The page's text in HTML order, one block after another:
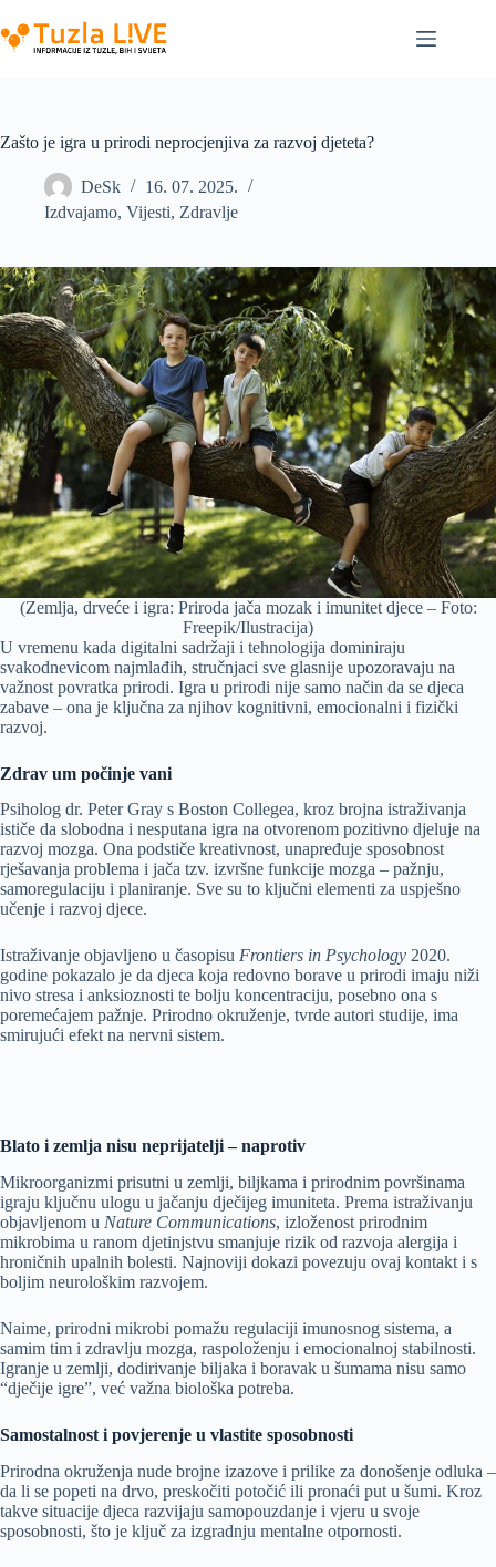
to
content
Zašto je igra u prirodi neprocjenjiva za razvoj djeteta?
DeSk
16. 07. 2025.
Izdvajamo, Vijesti, Zdravlje
(Zemlja, drveće i igra: Priroda jača mozak i imunitet djece – Foto:
Freepik/Ilustracija)
U vremenu kada digitalni sadržaji i tehnologija dominiraju
svakodnevicom najmlađih, stručnjaci sve glasnije upozoravaju na
važnost povratka prirodi. Igra u prirodi nije samo način da se djeca
zabave – ona je ključna za njihov kognitivni, emocionalni i fizički
razvoj.
Zdrav um počinje vani
Psiholog dr. Peter Gray s Boston Collegea, kroz brojna istraživanja
ističe da slobodna i nesputana igra na otvorenom pozitivno djeluje na
razvoj mozga. Ona podstiče kreativnost, unapređuje sposobnost
rješavanja problema i jača tzv. izvršne funkcije mozga – pažnju,
samoregulaciju i planiranje. Sve su to ključni elementi za uspješno
učenje i razvoj djece.
Istraživanje objavljeno u časopisu Frontiers in Psychology 2020.
godine pokazalo je da djeca koja redovno borave u prirodi imaju niži
nivo stresa i anksioznosti te bolju koncentraciju, posebno ona s
poremećajem pažnje. Prirodno okruženje, tvrde autori studije, ima
smirujući efekt na nervni sistem.
Blato i zemlja nisu neprijatelji – naprotiv
Mikroorganizmi prisutni u zemlji, biljkama i prirodnim površinama
igraju ključnu ulogu u jačanju dječijeg imuniteta. Prema istraživanju
objavljenom u Nature Communications, izloženost prirodnim
mikrobima u ranom djetinjstvu smanjuje rizik od razvoja alergija i
hroničnih upalnih bolesti. Najnoviji dokazi povezuju ovaj kontakt i s
boljim neurološkim razvojem.
Naime, prirodni mikrobi pomažu regulaciji imunosnog sistema, a
samim tim i zdravlju mozga, raspoloženju i emocionalnoj stabilnosti.
Igranje u zemlji, dodirivanje biljaka i boravak u šumama nisu samo
“dječije igre”, već važna biološka potreba.
Samostalnost i povjerenje u vlastite sposobnosti
Prirodna okruženja nude brojne izazove i prilike za donošenje odluka –
da li se popeti na drvo, preskočiti potočić ili pronaći put u šumi. Kroz
takve situacije djeca razvijaju samopouzdanje i vjeru u svoje
sposobnosti, što je ključ za izgradnju mentalne otpornosti.